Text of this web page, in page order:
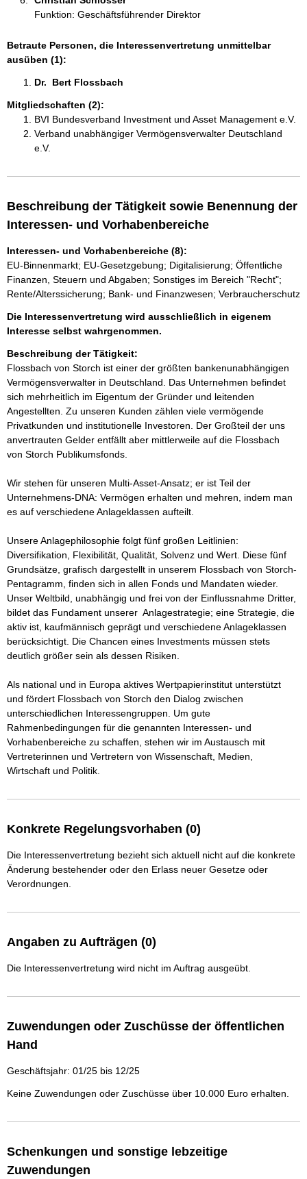
Funktion: Geschäftsführender Direktor
Betraute Personen, die Interessenvertretung unmittelbar
ausüben (1):
Dr.  Bert Flossbach
Mitgliedschaften (2):
BVI Bundesverband Investment und Asset Management e.V.
Verband unabhängiger Vermögensverwalter Deutschland
e.V.
Beschreibung der Tätigkeit sowie Benennung der
Interessen- und Vorhabenbereiche
Interessen- und Vorhabenbereiche (8):
EU-Binnenmarkt; EU-Gesetzgebung; Digitalisierung; Öffentliche
Finanzen, Steuern und Abgaben; Sonstiges im Bereich "Recht";
Rente/Alterssicherung; Bank- und Finanzwesen; Verbraucherschutz
Die Interessenvertretung wird ausschließlich in eigenem
Interesse selbst wahrgenommen.
Beschreibung der Tätigkeit:
Flossbach von Storch ist einer der größten bankenunabhängigen
Vermögensverwalter in Deutschland. Das Unternehmen befindet
sich mehrheitlich im Eigentum der Gründer und leitenden
Angestellten. Zu unseren Kunden zählen viele vermögende
Privatkunden und institutionelle Investoren. Der Großteil der uns
anvertrauten Gelder entfällt aber mittlerweile auf die Flossbach
von Storch Publikumsfonds.
Wir stehen für unseren Multi-Asset-Ansatz; er ist Teil der
Unternehmens-DNA: Vermögen erhalten und mehren, indem man
es auf verschiedene Anlageklassen aufteilt.
Unsere Anlagephilosophie folgt fünf großen Leitlinien:
Diversifikation, Flexibilität, Qualität, Solvenz und Wert. Diese fünf
Grundsätze, grafisch dargestellt in unserem Flossbach von Storch-
Pentagramm, finden sich in allen Fonds und Mandaten wieder.
Unser Weltbild, unabhängig und frei von der Einflussnahme Dritter,
bildet das Fundament unserer  Anlagestrategie; eine Strategie, die
aktiv ist, kaufmännisch geprägt und verschiedene Anlageklassen
berücksichtigt. Die Chancen eines Investments müssen stets
deutlich größer sein als dessen Risiken.
Als national und in Europa aktives Wertpapierinstitut unterstützt
und fördert Flossbach von Storch den Dialog zwischen
unterschiedlichen Interessengruppen. Um gute
Rahmenbedingungen für die genannten Interessen- und
Vorhabenbereiche zu schaffen, stehen wir im Austausch mit
Vertreterinnen und Vertretern von Wissenschaft, Medien,
Wirtschaft und Politik.
Konkrete Regelungsvorhaben (0)
Die Interessenvertretung bezieht sich aktuell nicht auf die konkrete
Änderung bestehender oder den Erlass neuer Gesetze oder
Verordnungen.
Angaben zu Aufträgen (0)
Die Interessenvertretung wird nicht im Auftrag ausgeübt.
Zuwendungen oder Zuschüsse der öffentlichen
Hand
Geschäftsjahr: 01/25 bis 12/25
Keine Zuwendungen oder Zuschüsse über 10.000 Euro erhalten.
Schenkungen und sonstige lebzeitige
Zuwendungen